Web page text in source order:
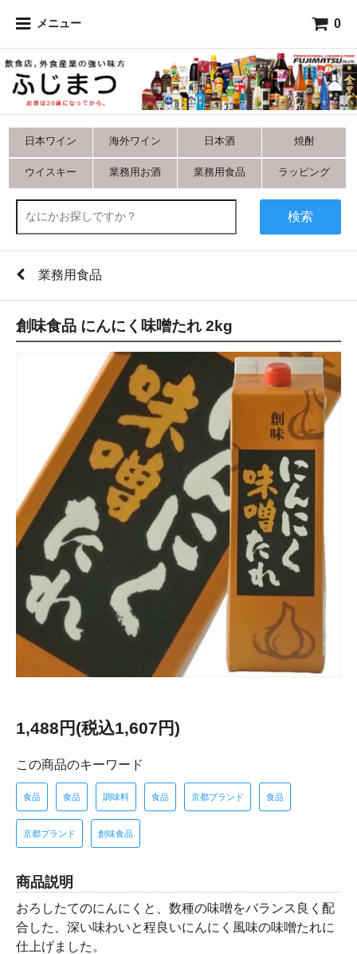
メニュー 0
日本ワイン 海外ワイン 日本酒 焼酎
ウイスキー 業務用お酒 業務用食品 ラッピング
検索
業務用食品
創味食品 にんにく味噌たれ 2kg
1,488円(税込1,607円)
この商品のキーワード
食品 食品 調味料 食品 京都ブランド 食品
京都ブランド 創味食品
商品説明
おろしたてのにんにくと、数種の味噌をバランス良く配
合した、深い味わいと程良いにんにく風味の味噌たれに
仕上げました。